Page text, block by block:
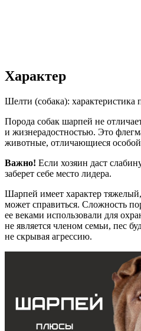
Характер
Шелти (собака): характеристика
Порода собак шарпей не
и жизнерадостностью. Это
животные, отличающиеся
Важно! Если хозяин даст
заберет себе место лидера.
Шарпей имеет характер
может справиться. Сложность
ее веками использовали для
не является членом семьи, пес
не скрывая агрессию.